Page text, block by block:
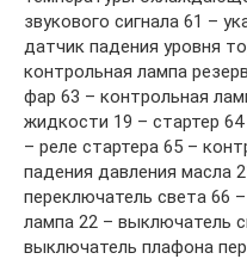
звукового сигнала 61 –
датчик падения уровня
контрольная лампа
фар 63 – контрольная
жидкости 19 – стартер
– реле стартера 65 –
падения давления масла
переключатель света 66
лампа 22 – выключатель
выключатель плафона